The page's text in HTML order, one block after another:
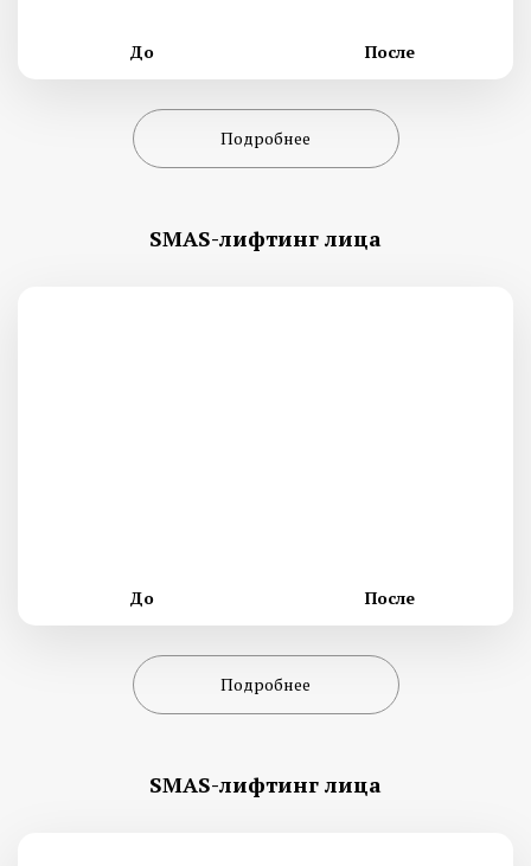
До После
Подробнее
SMAS-лифтинг лица
До После
Подробнее
SMAS-лифтинг лица